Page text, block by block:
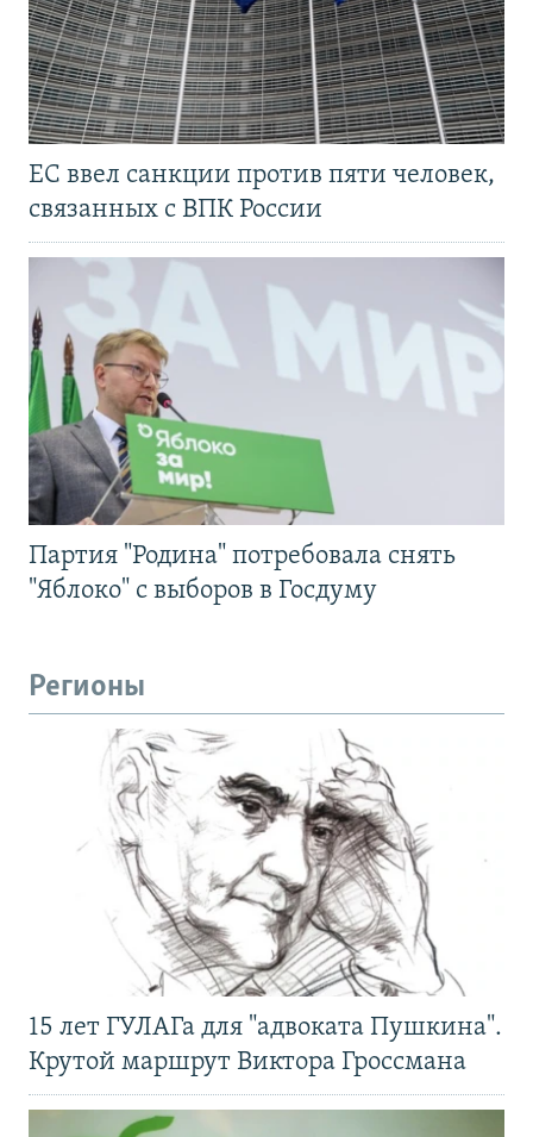
ЕС ввел санкции против пяти человек,
связанных с ВПК России
Партия "Родина" потребовала снять
"Яблоко" с выборов в Госдуму
Регионы
15 лет ГУЛАГа для "адвоката Пушкина".
Крутой маршрут Виктора Гроссмана